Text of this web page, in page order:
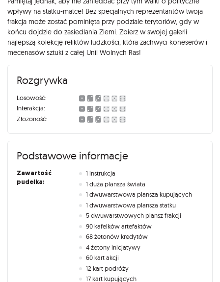
wpływy na statku-matce! Bez specjalnych reprezentantów twoja
frakcja może zostać pominięta przy podziale terytoriów, gdy w
końcu dojdzie do zasiedlania Ziemi. Zbierz w swojej galerii
najlepszą kolekcję reliktów ludzkości, która zachwyci koneserów i
mecenasów sztuki z całej Unii Wolnych Ras!
Rozgrywka
Losowość:
Interakcja:
Złożoność:
Podstawowe informacje
Zawartość
pudełka:
1 instrukcja
1 duża plansza świata
1 dwuwarstwowa plansza kupujących
1 dwuwarstwowa plansza statku
5 dwuwarstwowych plansz frakcji
90 kafelków artefaktów
68 żetonów kredytów
4 żetony inicjatywy
60 kart akcji
12 kart podróży
17 kart kupujących